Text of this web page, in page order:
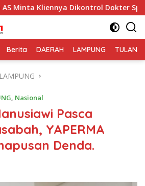
Dokter Spesialis Kejiwaan
Berita DAERAH LAMPUNG TULANG
LAMPUNG
, Nasional
Pasca
YAPERMA
Denda.